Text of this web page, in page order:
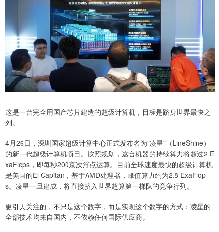
这是一台完全用国产芯片建造的超级计算机，目标是跻身世界最快之
列。
4月26日，深圳国家超级计算中心正式发布名为"凌星"（LineShine）
的新一代超级计算机项目。按照规划，这台机器的持续算力将超过2 E
xaFlops，即每秒200京次浮点运算。目前全球速度最快的超级计算机
是美国的El Capitan，基于AMD处理器，峰值算力约为2.8 ExaFlop
s。凌星一旦建成，将直接挤入世界超算第一梯队的竞争行列。
更引人关注的，不只是这个数字，而是实现这个数字的方式：凌星的
全部技术均来自国内，不依赖任何国际供应商。